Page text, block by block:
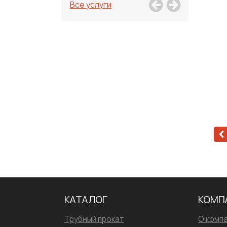
Все услуги
КАТАЛОГ
Трубный прокат О